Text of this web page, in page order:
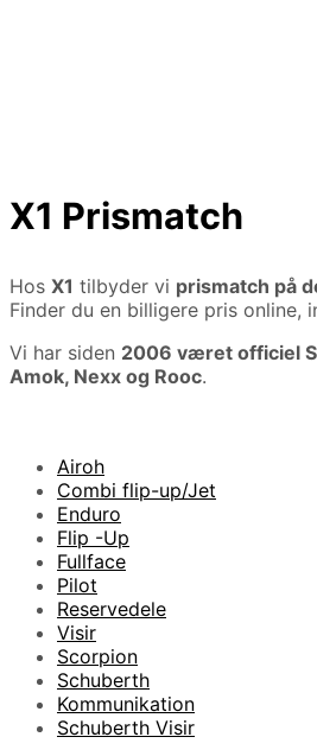
X1 Prismatch
Hos X1 tilbyder vi prismatch på
Finder du en billigere pris online,
Vi har siden 2006 været officiel
Amok, Nexx og Rooc.
Airoh
Combi flip-up/Jet
Enduro
Flip -Up
Fullface
Pilot
Reservedele
Visir
Scorpion
Schuberth
Kommunikation
Schuberth Visir